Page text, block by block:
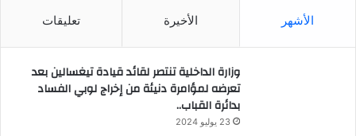
الأشهر الأخيرة تعليقات
وزارة الداخلية تنتصر لقائد قيادة تيغسالين بعد
تعرضه لمؤامرة دنيئة من إخراج لوبي الفساد
بدائرة القباب..
23 يوليو 2024